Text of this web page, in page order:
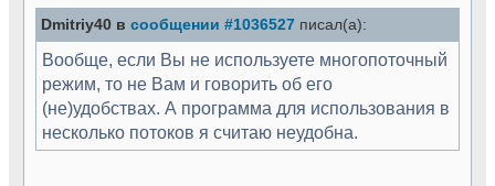
Dmitriy40 в сообщении #1036527 писал(а):
Вообще, если Вы не используете многопоточный
режим, то не Вам и говорить об его
(не)удобствах. А программа для использования в
несколько потоков я считаю неудобна.